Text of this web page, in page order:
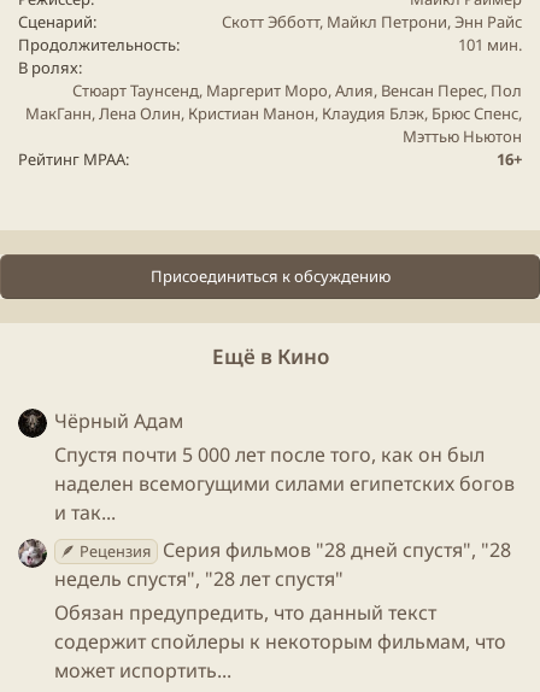
Спойлер:
Фильм снят по мотивам романа Энн Райс
«Царица проклятых» ( The Queen of the
Damned, 1988 ), третьего романа из цикла
Певица Алия, исполнившая главную роль в
этом фильме, погибла в авиакатастрофе вскоре
Роль Лестата предлагалась Тому Крузу, но он от
нее отказался.
На роль Лестата также рассматривалась
кандидатура Джоша Хартнетта.
Уэс Бентли, уже получивший роль Лестата,
выбыл из проекта. На смену Бентли пришел
ирландский актер Стюарт Таунсенд.
Заменителем крови в фильме стал вишневый
сок.
Сценарий
Скотт Эбботт, Майкл Петрони, Энн Райс
Продолжительность
101 мин.
В ролях
Стюарт Таунсенд, Маргерит Моро, Алия, Венсан Перес, Пол
МакГанн, Лена Олин, Кристиан Манон, Клаудия Блэк, Брюс Спенс,
Мэттью Ньютон
Рейтинг MPAA
16+
Присоединиться к обсуждению
Ещё в Кино
Чёрный Адам
Спустя почти 5 000 лет после того, как он был
наделен всемогущими силами египетских богов
и так...
🪶 Рецензия
Серия фильмов "28 дней спустя", "28
недель спустя", "28 лет спустя"
Обязан предупредить, что данный текст
содержит спойлеры к некоторым фильмам, что
может испортить...